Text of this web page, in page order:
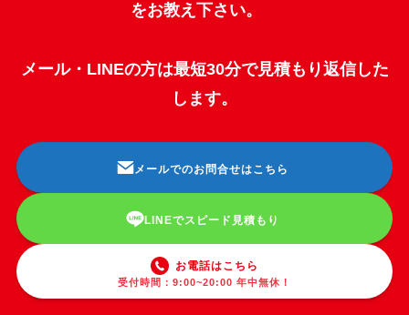
をお教え下さい。
メール・LINEの方は最短30分で見積もり返信した
します。
メールでのお問合せはこちら
LINEでスピード見積もり
お電話はこちら
受付時間：9:00~20:00 年中無休！